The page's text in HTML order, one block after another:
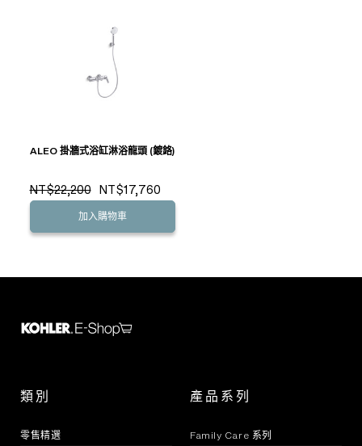
ALEO 掛牆式浴缸淋浴龍頭 (鍍鉻)
NT$22,200 NT$17,760
加入購物車
類別
零售精選
產品系列
Family Care 系列